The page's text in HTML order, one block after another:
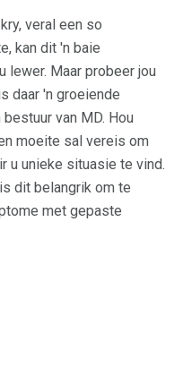
veral een so
kan dit 'n baie
Maar probeer jou
daar 'n groeiende
van MD. Hou
moeite sal vereis om
u unieke situasie te vind.
dit belangrik om te
met gepaste